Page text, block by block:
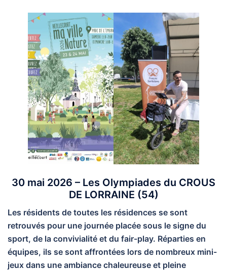
30 mai 2026 – Les Olympiades du CROUS
DE LORRAINE (54)
Les résidents de toutes les résidences se sont
retrouvés pour une journée placée sous le signe du
sport, de la convivialité et du fair-play. Réparties en
équipes, ils se sont affrontées lors de nombreux mini-
jeux dans une ambiance chaleureuse et pleine